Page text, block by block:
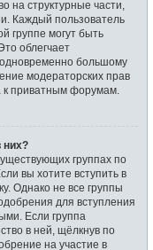
на структурные части,
Каждый пользователь
группе могут быть
облегчает
большому
модераторских прав
к приватным форумам.
них?
группах по
вы хотите вступить в
Однако не все группы
для вступления
Если группа
в ней, щёлкнув по
на участие в